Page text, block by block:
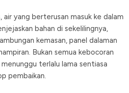
air yang berterusan masuk ke dalam
bahan di sekelilingnya,
kemasan, panel dalaman
Bukan semua kebocoran
terlalu lama sentiasa
pembaikan.